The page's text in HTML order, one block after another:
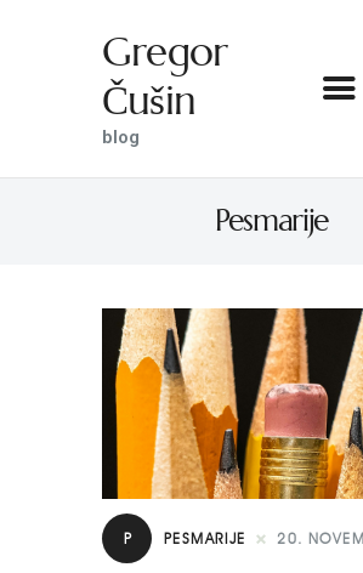
Gregor
Čušin
blog
Pesmarije
O MENI
S SVETNIKOM NA
PREDSTAVE
KNJIGE
P PESMARIJE 20.